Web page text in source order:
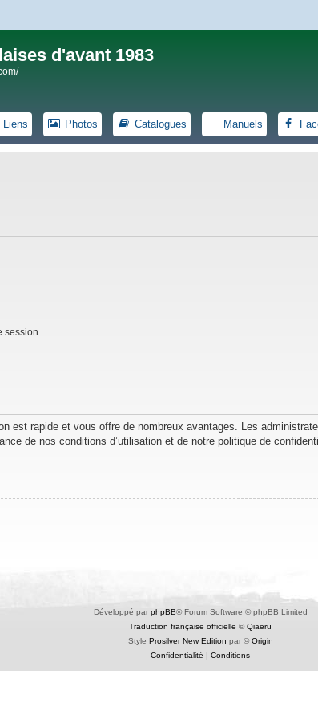
d'avant 1983
Liens Photos Catalogues Manuels
session
est rapide et vous offre de nombreux avantages. Les
de nos conditions d’utilisation et de notre politique de
Développé par phpBB® Forum Software © phpBB Limited
Traduction française officielle ©Qiaeru
Style Prosilver New Edition par ©Origin
Confidentialité
Conditions